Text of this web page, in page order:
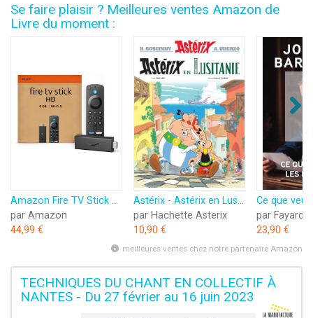
Se faire plaisir ? Meilleures ventes Amazon de
Livre du moment :
Amazon Fire TV Stick HD (Nouvelle génération) | TV gratuite et en direct, télécommande vocale Alexa, contrôle de la maison connectée, streaming HD
par Amazon
44,99 €
Astérix - Astérix en Lusitanie - n°41
par Hachette Asterix
10,90 €
par Fayard
23,90 €
meilleures ventes chez notre partenaire Amazon
TECHNIQUES DU CHANT EN COLLECTIF À
NANTES - Du 27 février au 16 juin 2023